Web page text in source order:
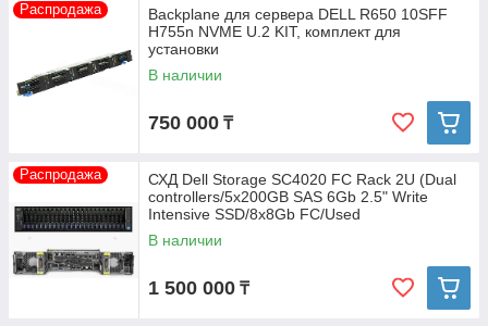
Распродажа
Backplane для сервера DELL R650 10SFF
H755n NVME U.2 KIT, комплект для
установки
В наличии
750 000 ₸
Распродажа
СХД Dell Storage SC4020 FC Rack 2U (Dual
controllers/5x200GB SAS 6Gb 2.5" Write
Intensive SSD/8x8Gb FC/Used
В наличии
1 500 000 ₸